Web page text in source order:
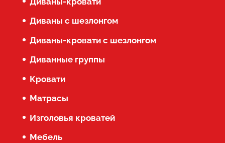
Диваны с шезлонгом
Диваны-кровати с шезлонгом
Диванные группы
Кровати
Матрасы
Изголовья кроватей
Мебель